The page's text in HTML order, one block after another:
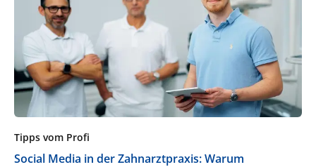
Tipps vom Profi
Social Media in der Zahnarztpraxis: Warum